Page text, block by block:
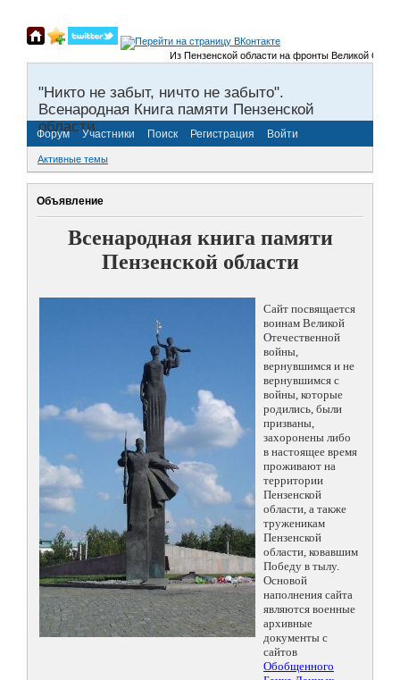
Из Пензенской области на фронты Великой
"Никто не забыт, ничто не забыто".
Всенародная Книга памяти Пензенской
области.
Форум Участники Поиск Регистрация Войти
Активные темы
Объявление
Всенародная книга памяти
Пензенской области
Сайт посвящается
воинам Великой
Отечественной
войны,
вернувшимся и не
вернувшимся с
войны, которые
родились, были
призваны,
захоронены либо
в настоящее время
проживают на
территории
Пензенской
области, а также
труженикам
Пензенской
области, ковавшим
Победу в тылу.
Основой
наполнения сайта
являются военные
архивные
документы с
сайтов
Обобщенного